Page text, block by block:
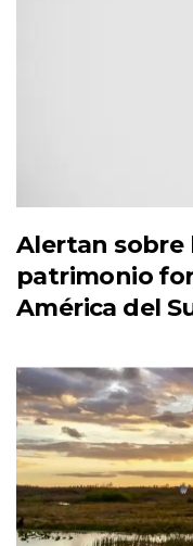
Alertan sobre
patrimonio
América del